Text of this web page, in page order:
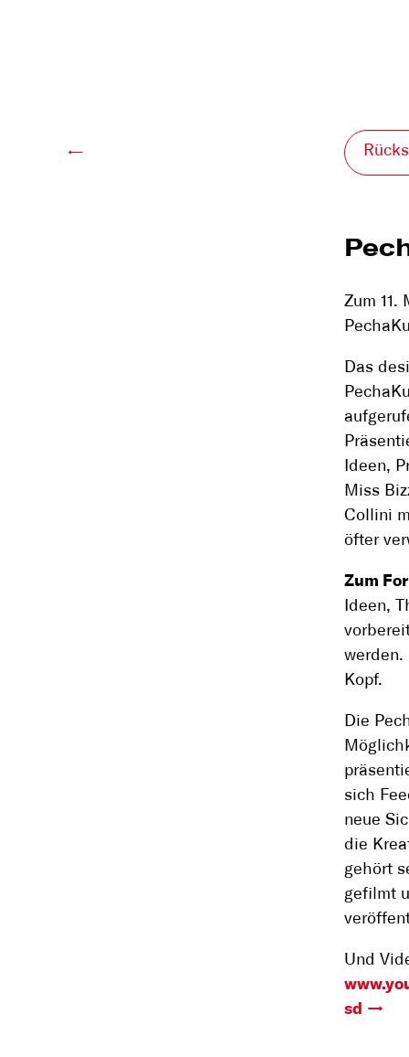
←
Zum
Das
Ideen,
Miss
Collini
öfter
Zum
Ideen,
werden.
Kopf.
Die
sich
neue
die
gehört
gefilmt
Und
sd